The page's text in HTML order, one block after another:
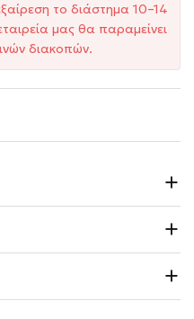
το διάστημα 10–14
μας θα παραμείνει
διακοπών.